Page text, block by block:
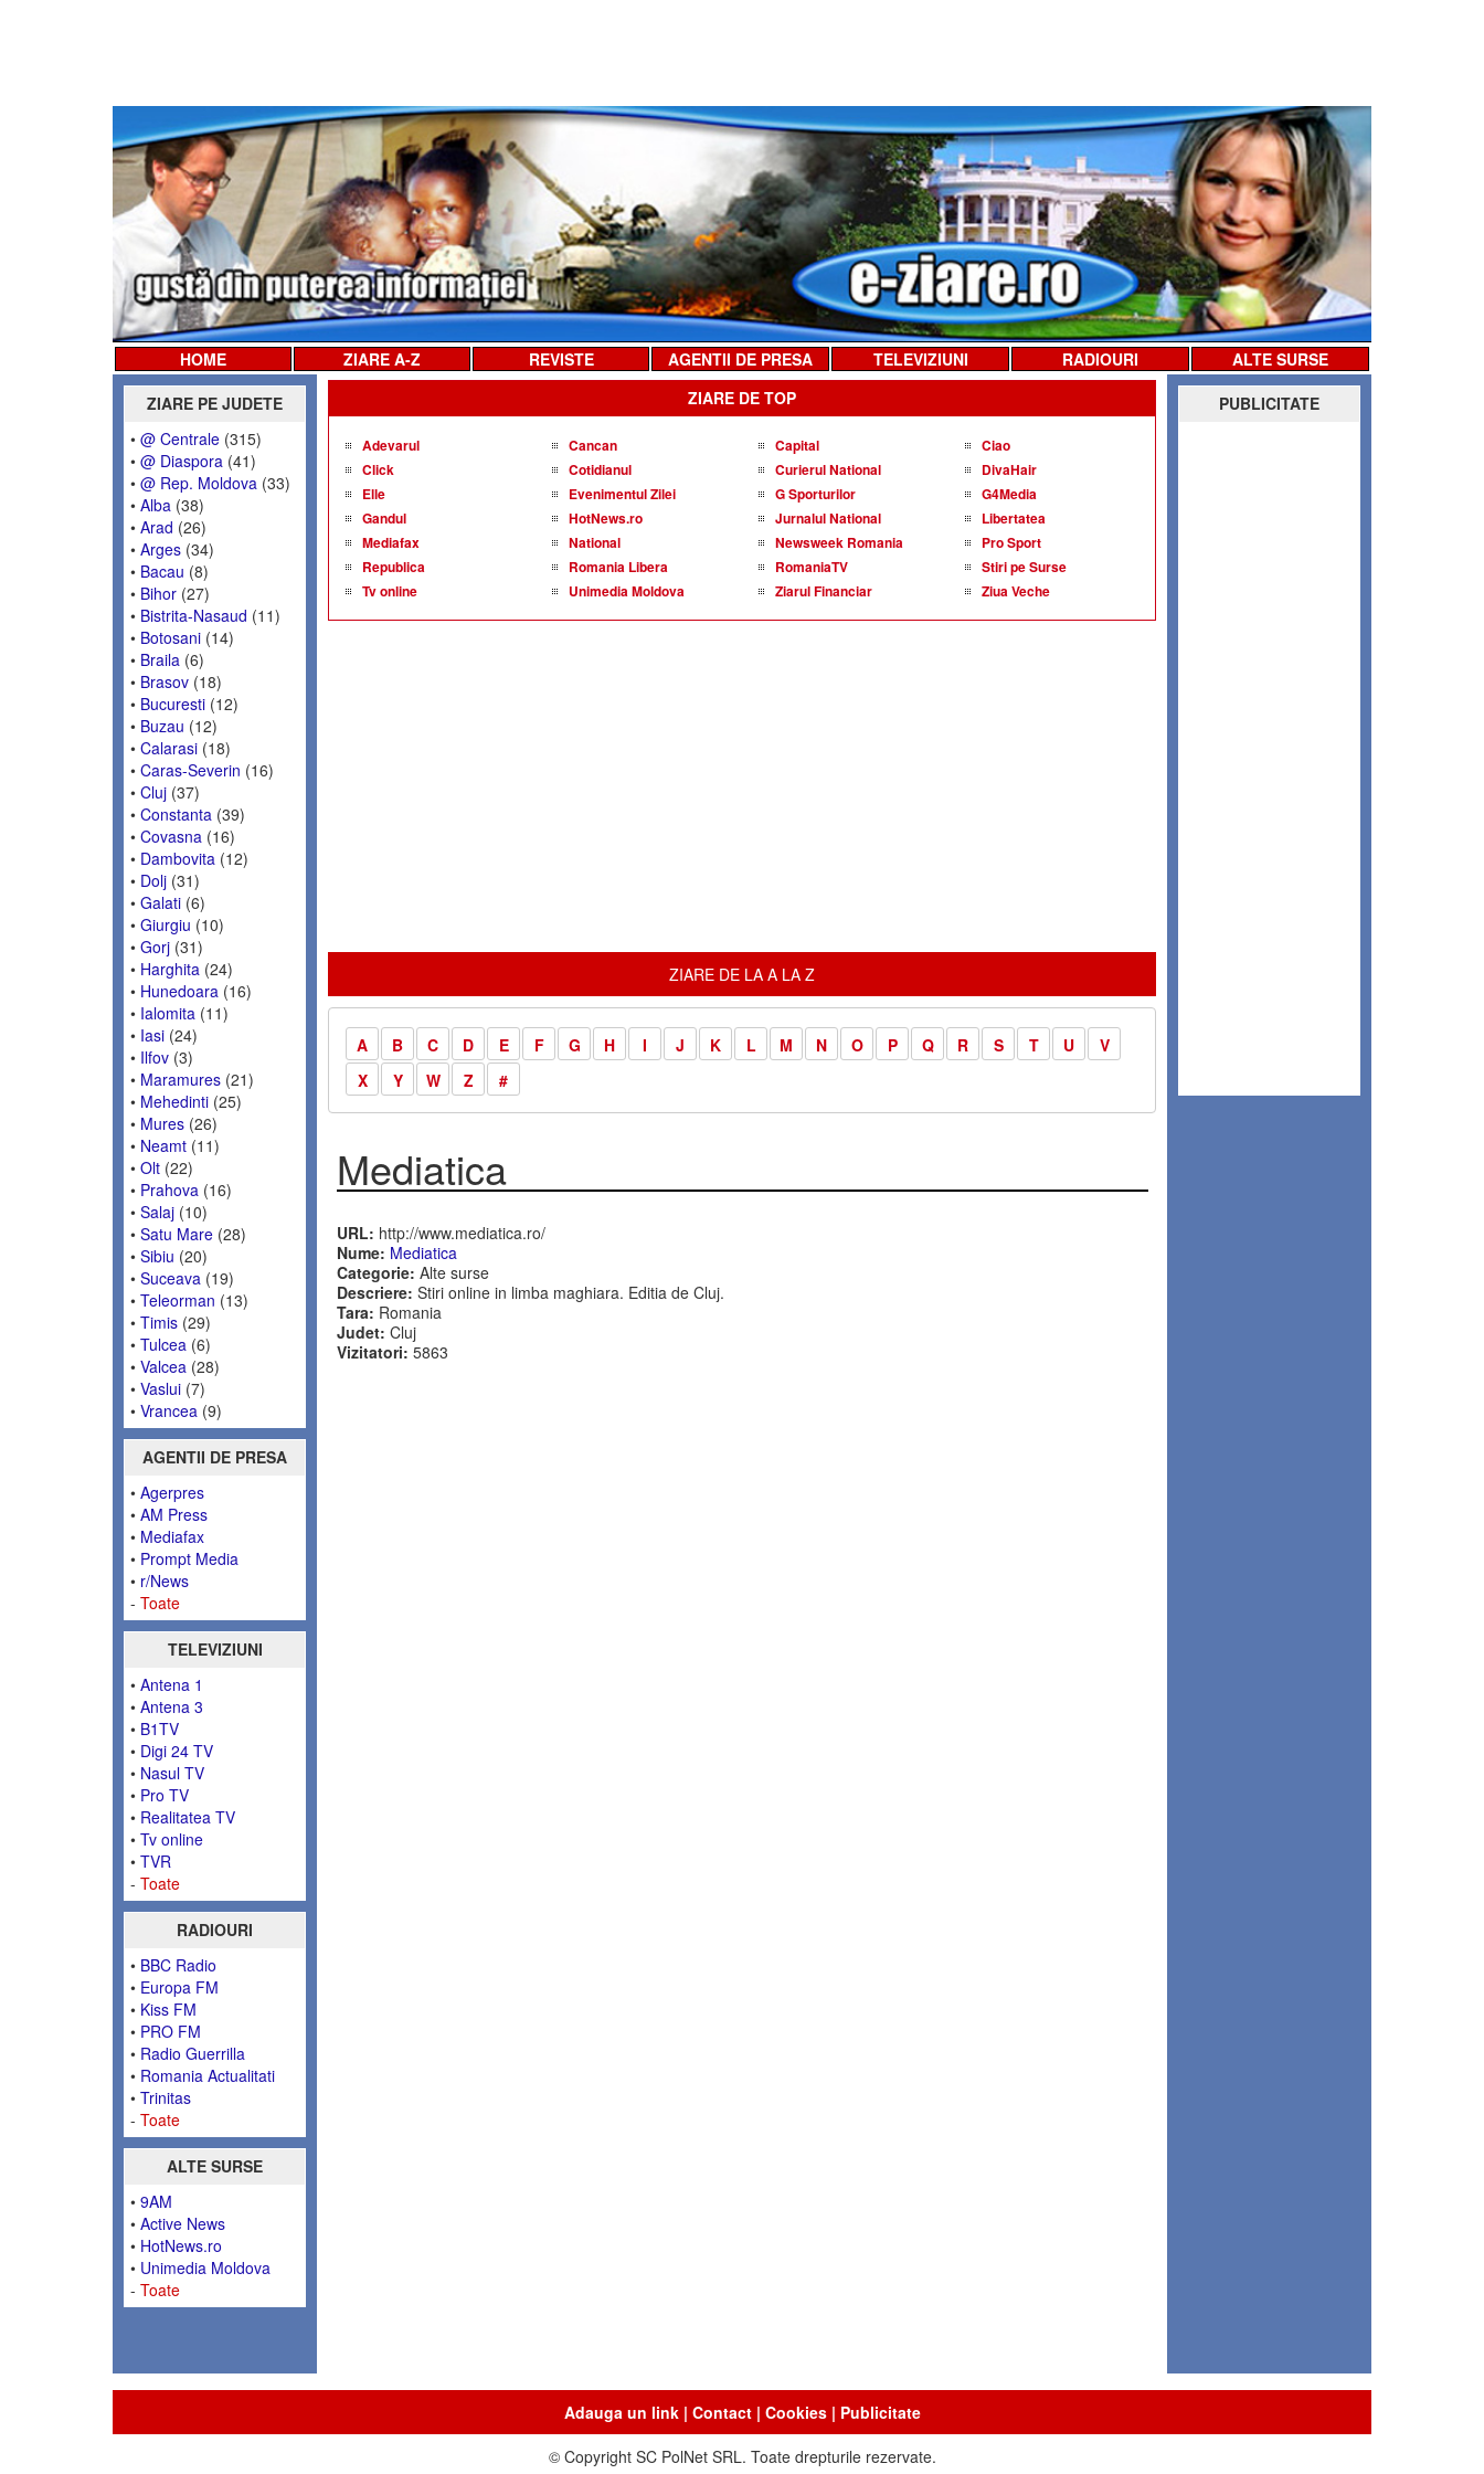
HOME ZIARE A-Z REVISTE AGENTII DE PRESA TELEVIZIUNI RADIOURI
ALTE SURSE
ZIARE PE JUDETE
• @ Centrale (315)
• @ Diaspora (41)
• @ Rep. Moldova (33)
• Alba (38)
• Arad (26)
• Arges (34)
• Bacau (8)
• Bihor (27)
• Bistrita-Nasaud (11)
• Botosani (14)
• Braila (6)
• Brasov (18)
• Bucuresti (12)
• Buzau (12)
• Calarasi (18)
• Caras-Severin (16)
• Cluj (37)
• Constanta (39)
• Covasna (16)
• Dambovita (12)
• Dolj (31)
• Galati (6)
• Giurgiu (10)
• Gorj (31)
• Harghita (24)
• Hunedoara (16)
• Ialomita (11)
• Iasi (24)
• Ilfov (3)
• Maramures (21)
• Mehedinti (25)
• Mures (26)
• Neamt (11)
• Olt (22)
• Prahova (16)
• Salaj (10)
• Satu Mare (28)
• Sibiu (20)
• Suceava (19)
• Teleorman (13)
• Timis (29)
• Tulcea (6)
• Valcea (28)
• Vaslui (7)
• Vrancea (9)
AGENTII DE PRESA
• Agerpres
• AM Press
• Mediafax
• Prompt Media
• r/News
- Toate
TELEVIZIUNI
• Antena 1
• Antena 3
• B1TV
• Digi 24 TV
• Nasul TV
• Pro TV
• Realitatea TV
• Tv online
• TVR
- Toate
RADIOURI
• BBC Radio
• Europa FM
• Kiss FM
• PRO FM
• Radio Guerrilla
• Romania Actualitati
• Trinitas
- Toate
ALTE SURSE
• 9AM
• Active News
• HotNews.ro
• Unimedia Moldova
- Toate
ZIARE DE TOP
Adevarul Cancan Capital
Ciao
Click
Cotidianul Curierul National
DivaHair
Elle
Evenimentul Zilei G Sporturilor
G4Media
Gandul
HotNews.ro Jurnalul National
Libertatea
Mediafax
National Newsweek Romania
Pro Sport
Republica
Romania Libera RomaniaTV
Stiri pe Surse
Tv online
Unimedia Moldova Ziarul Financiar Ziua Veche
ZIARE DE LA A LA Z
A B C D E F G H I J K L M N O P Q R S T U
V
X
Y W Z #
Mediatica
URL: http://www.mediatica.ro/
Nume: Mediatica
Categorie: Alte surse
Descriere: Stiri online in limba maghiara. Editia de Cluj.
Tara: Romania
Judet: Cluj
Vizitatori: 5863
PUBLICITATE
Adauga un link| Contact| Cookies| Publicitate
© Copyright SC PolNet SRL. Toate drepturile rezervate.